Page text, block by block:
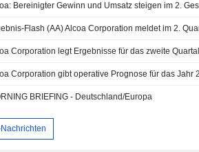
Bereinigter Gewinn und Umsatz steigen im 2.
Corporation gibt operative Prognose für das Jahr
BRIEFING - Deutschland/Europa